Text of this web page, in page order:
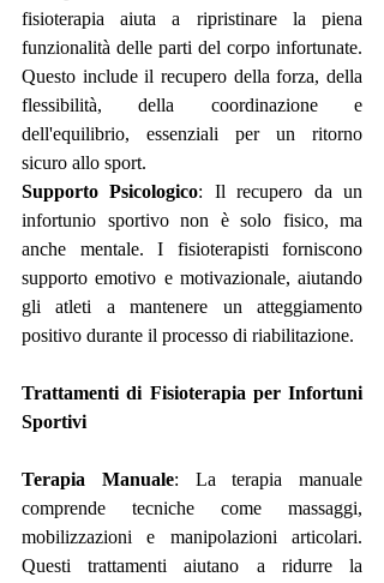
fisioterapia aiuta a ripristinare la piena
funzionalità delle parti del corpo infortunate.
Questo include il recupero della forza, della
flessibilità, della coordinazione e
dell'equilibrio, essenziali per un ritorno
sicuro allo sport.
Supporto Psicologico: Il recupero da un
infortunio sportivo non è solo fisico, ma
anche mentale. I fisioterapisti forniscono
supporto emotivo e motivazionale, aiutando
gli atleti a mantenere un atteggiamento
positivo durante il processo di riabilitazione.
Trattamenti di Fisioterapia per Infortuni
Sportivi
Terapia Manuale: La terapia manuale
comprende tecniche come massaggi,
mobilizzazioni e manipolazioni articolari.
Questi trattamenti aiutano a ridurre la